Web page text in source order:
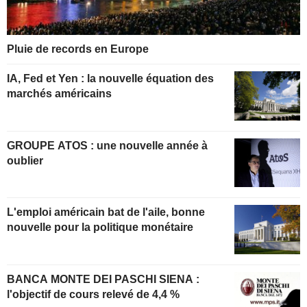
Pluie de records en Europe
IA, Fed et Yen : la nouvelle équation des
marchés américains
GROUPE ATOS : une nouvelle année à
oublier
L'emploi américain bat de l'aile, bonne
nouvelle pour la politique monétaire
BANCA MONTE DEI PASCHI SIENA :
l'objectif de cours relevé de 4,4 %